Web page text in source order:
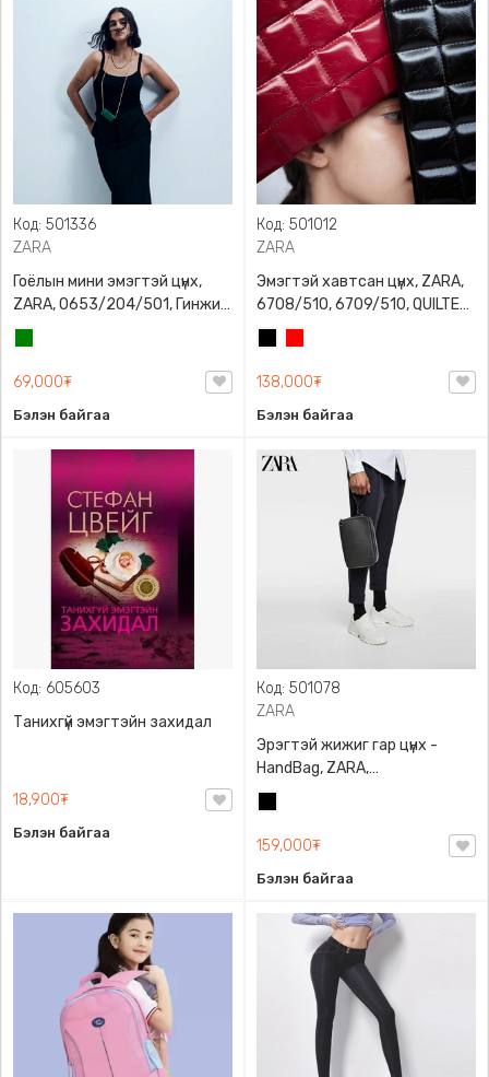
Код: 501336
ZARA
Гоёлын мини эмэгтэй цүнх,
ZARA, 0653/204/501, Гинжин
оосортой, Дотроо тольтой
69,000₮
Бэлэн байгаа
Код: 501012
ZARA
Эмэгтэй хавтсан цүнх, ZARA,
6708/510, 6709/510, QUILTED
CLUTCH BAGDETAILS, Лакан,
Гинжин оосортой
138,000₮
Бэлэн байгаа
Код: 605603
Танихгүй эмэгтэйн захидал
18,900₮
Бэлэн байгаа
Код: 501078
ZARA
Эрэгтэй жижиг гар цүнх -
HandBag, ZARA,
3720/005/040, PU арьс
159,000₮
Бэлэн байгаа